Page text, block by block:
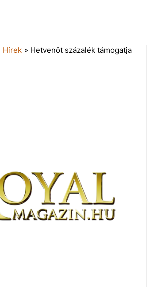
Hírek » Hetvenöt százalék támogatja